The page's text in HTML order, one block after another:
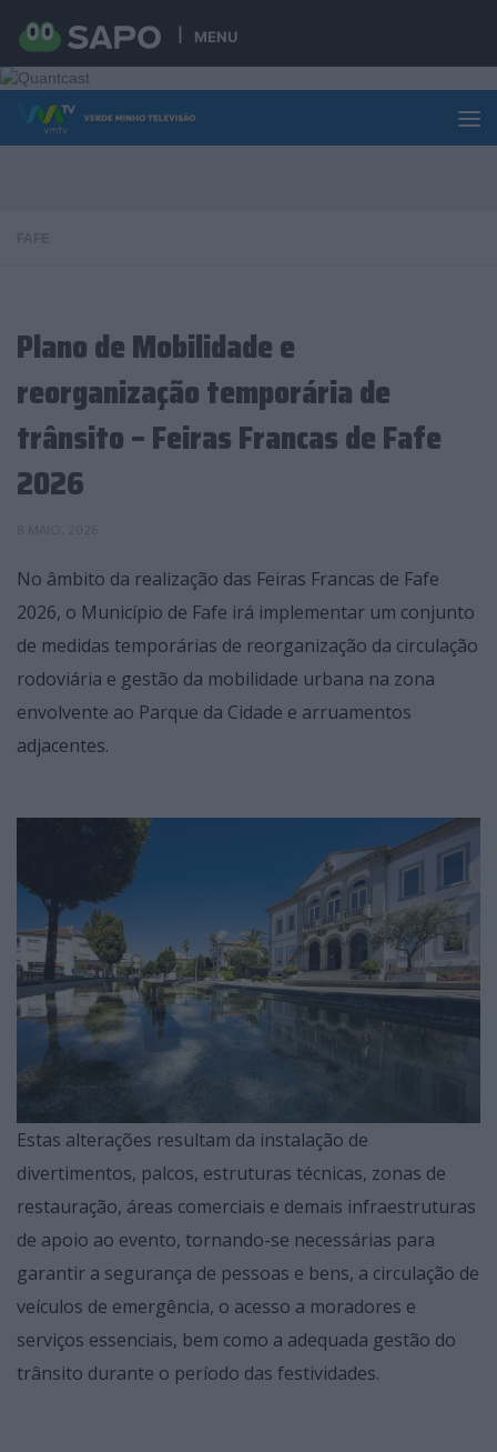
MENU
Skip to content
Plano de Mobilidade e
reorganização temporária de
trânsito – Feiras Francas de Fafe
2026
No âmbito da realização das Feiras Francas de Fafe
2026, o Município de Fafe irá implementar um conjunto
de medidas temporárias de reorganização da circulação
rodoviária e gestão da mobilidade urbana na zona
envolvente ao Parque da Cidade e arruamentos
adjacentes.
Estas alterações resultam da instalação de
divertimentos, palcos, estruturas técnicas, zonas de
restauração, áreas comerciais e demais infraestruturas
de apoio ao evento, tornando-se necessárias para
garantir a segurança de pessoas e bens, a circulação de
veículos de emergência, o acesso a moradores e
serviços essenciais, bem como a adequada gestão do
trânsito durante o período das festividades.